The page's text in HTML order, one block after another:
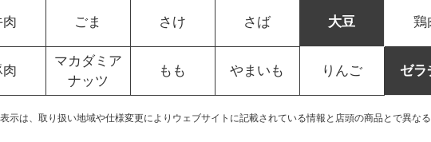
肉 ごま さけ さば 大豆 鶏
肉
マカダミア
ナッツ
もも やまいも りんご ゼラ
示は、取り扱い地域や仕様変更によりウェブサイトに記載されている情報と店頭の商品とで異な